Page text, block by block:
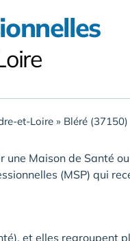
et-Loire » Bléré (37150)
Maison de Santé
(MSP) qui
et elles regroupent